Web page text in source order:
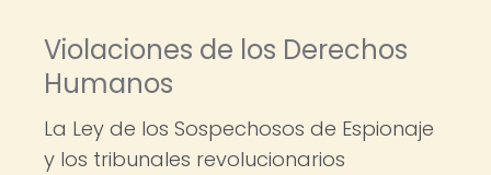
Violaciones de los Derechos
Humanos
La Ley de los Sospechosos de Espionaje
y los tribunales revolucionarios